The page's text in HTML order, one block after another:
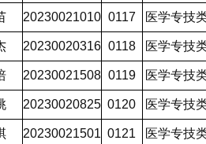
20230021010 0117 医学专技
20230020316 0118 医学专技
20230021508 0119 医学专技
20230020825 0120 医学专技
20230021501 0121 医学专技